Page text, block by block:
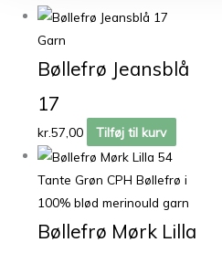
Garn
Bøllefrø Jeansblå
17
kr.57,00 Tilføj til kurv
Tante Grøn CPH Bøllefrø i
100% blød merinould garn
Bøllefrø Mørk Lilla